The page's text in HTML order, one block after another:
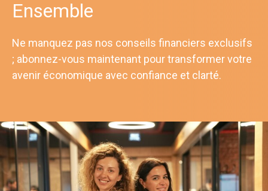
Ensemble
Ne manquez pas nos conseils financiers exclusifs
; abonnez-vous maintenant pour transformer votre
avenir économique avec confiance et clarté.